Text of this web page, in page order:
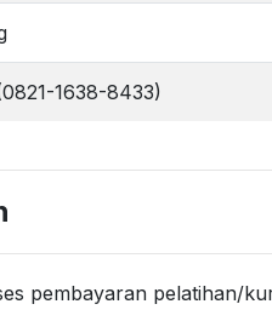
1638-8433)
pembayaran pelatihan/